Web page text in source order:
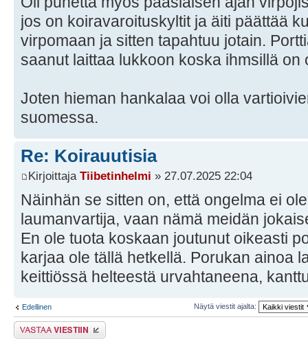
jos on koiravaroituskyltit ja äiti päättää
virpomaan ja sitten tapahtuu jotain.
saanut laittaa lukkoon koska ihmsillä on
Joten hieman hankalaa voi olla
suomessa.
Re: Koirauutisia
Kirjoittaja Tiibetinhelmi » 27.07.2025 22:04
Näinhän se sitten on, että ongelma ei
laumanvartija, vaan nämä meidän
En ole tuota koskaan joutunut oikeasti
karjaa ole tällä hetkellä. Porukan ainoa
keittiössä helteestä urvahtaneena,
Edellinen Näytä viestit ajalta:
Lähetä vastaus